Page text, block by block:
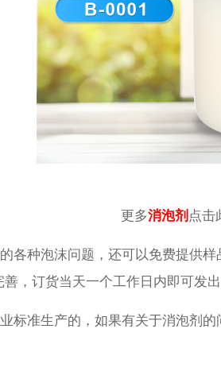
更多消泡剂 点击
种泡沫问题，还可以免费提供样
，订货当天一个工作日内即可发出
标准生产的，如果有关于消泡剂